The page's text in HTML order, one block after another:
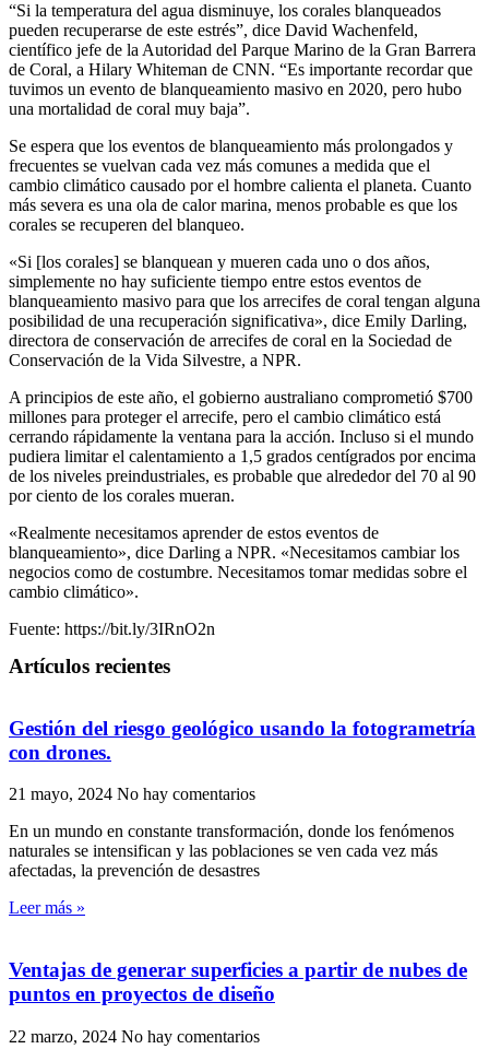
“Si la temperatura del agua disminuye, los corales blanqueados
pueden recuperarse de este estrés”, dice David Wachenfeld,
científico jefe de la Autoridad del Parque Marino de la Gran Barrera
de Coral, a Hilary Whiteman de CNN. “Es importante recordar que
tuvimos un evento de blanqueamiento masivo en 2020, pero hubo
una mortalidad de coral muy baja”.
Se espera que los eventos de blanqueamiento más prolongados y
frecuentes se vuelvan cada vez más comunes a medida que el
cambio climático causado por el hombre calienta el planeta. Cuanto
más severa es una ola de calor marina, menos probable es que los
corales se recuperen del blanqueo.
«Si [los corales] se blanquean y mueren cada uno o dos años,
simplemente no hay suficiente tiempo entre estos eventos de
blanqueamiento masivo para que los arrecifes de coral tengan alguna
posibilidad de una recuperación significativa», dice Emily Darling,
directora de conservación de arrecifes de coral en la Sociedad de
Conservación de la Vida Silvestre, a NPR.
A principios de este año, el gobierno australiano comprometió $700
millones para proteger el arrecife, pero el cambio climático está
cerrando rápidamente la ventana para la acción. Incluso si el mundo
pudiera limitar el calentamiento a 1,5 grados centígrados por encima
de los niveles preindustriales, es probable que alrededor del 70 al 90
por ciento de los corales mueran.
«Realmente necesitamos aprender de estos eventos de
blanqueamiento», dice Darling a NPR. «Necesitamos cambiar los
negocios como de costumbre. Necesitamos tomar medidas sobre el
cambio climático».
Fuente: https://bit.ly/3IRnO2n
Artículos recientes
Gestión del riesgo geológico usando la fotogrametría
con drones.
21 mayo, 2024 No hay comentarios
En un mundo en constante transformación, donde los fenómenos
naturales se intensifican y las poblaciones se ven cada vez más
afectadas, la prevención de desastres
Leer más »
Ventajas de generar superficies a partir de nubes de
puntos en proyectos de diseño
22 marzo, 2024 No hay comentarios